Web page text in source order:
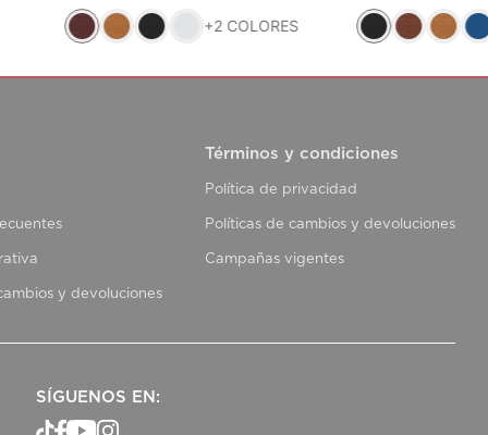
+2 COLORES
y devoluciones
Términos y condiciones
Política de privacidad
Políticas de cambios y devoluciones
Campañas vigentes
SÍGUENOS EN: